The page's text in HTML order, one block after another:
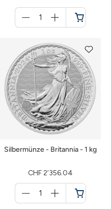
für
Warenkorb
Silbermünze - Britannia - 1 kg
CHF 2’356.04
für
Warenkorb